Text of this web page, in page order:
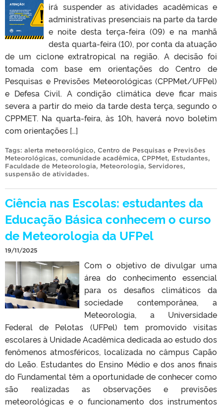
irá suspender as atividades acadêmicas e
administrativas presenciais na parte da tarde
e noite desta terça-feira (09) e na manhã
desta quarta-feira (10), por conta da atuação
de um ciclone extratropical na região. A decisão foi
tomada com base em orientações do Centro de
Pesquisas e Previsões Meteorológicas (CPPMet/UFPel)
e Defesa Civil. A condição climática deve ficar mais
severa a partir do meio da tarde desta terça, segundo o
CPPMET. Na quarta-feira, às 10h, haverá novo boletim
com orientações […]
Tags: alerta meteorológico, Centro de Pesquisas e Previsões
Meteorológicas, comunidade acadêmica, CPPMet, Estudantes,
Faculdade de Meteorologia, Meteorologia, Servidores,
suspensão de atividades.
Ciência nas Escolas: estudantes da
Educação Básica conhecem o curso
de Meteorologia da UFPel
19/11/2025
Com o objetivo de divulgar uma
área do conhecimento essencial
para os desafios climáticos da
sociedade contemporânea, a
Meteorologia, a Universidade
Federal de Pelotas (UFPel) tem promovido visitas
escolares à Unidade Acadêmica dedicada ao estudo dos
fenômenos atmosféricos, localizada no câmpus Capão
do Leão. Estudantes do Ensino Médio e dos anos finais
do Fundamental têm a oportunidade de conhecer como
são realizadas as observações e previsões
meteorológicas e o funcionamento dos instrumentos